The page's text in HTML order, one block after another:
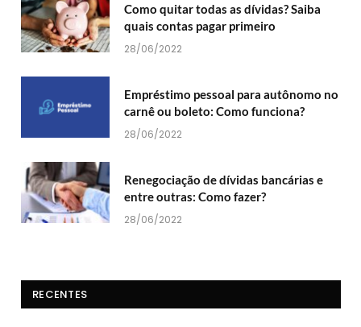
Como quitar todas as dívidas? Saiba
quais contas pagar primeiro
28/06/2022
Empréstimo pessoal para autônomo no
carnê ou boleto: Como funciona?
28/06/2022
Renegociação de dívidas bancárias e
entre outras: Como fazer?
28/06/2022
RECENTES